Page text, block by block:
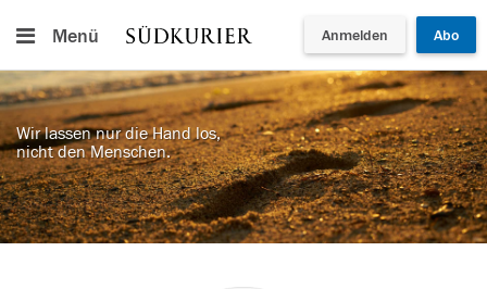
Menü Anmelden Abo
Wir lassen nur die Hand los,
nicht den Menschen.